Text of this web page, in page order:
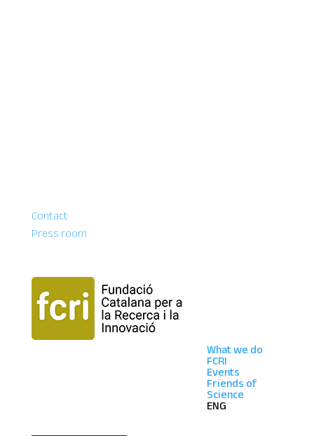
Contact
Press room
What we do
FCRI
Events
Friends of
Science
ENG